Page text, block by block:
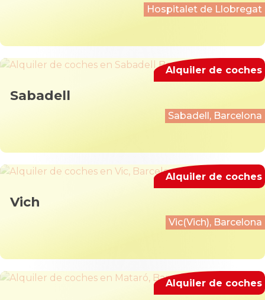
Hospitalet de Llobregat
Sabadell
Sabadell, Barcelona
Alquiler de coches
Vich
Vic(Vich), Barcelona
Alquiler de coches
Alquiler de coches